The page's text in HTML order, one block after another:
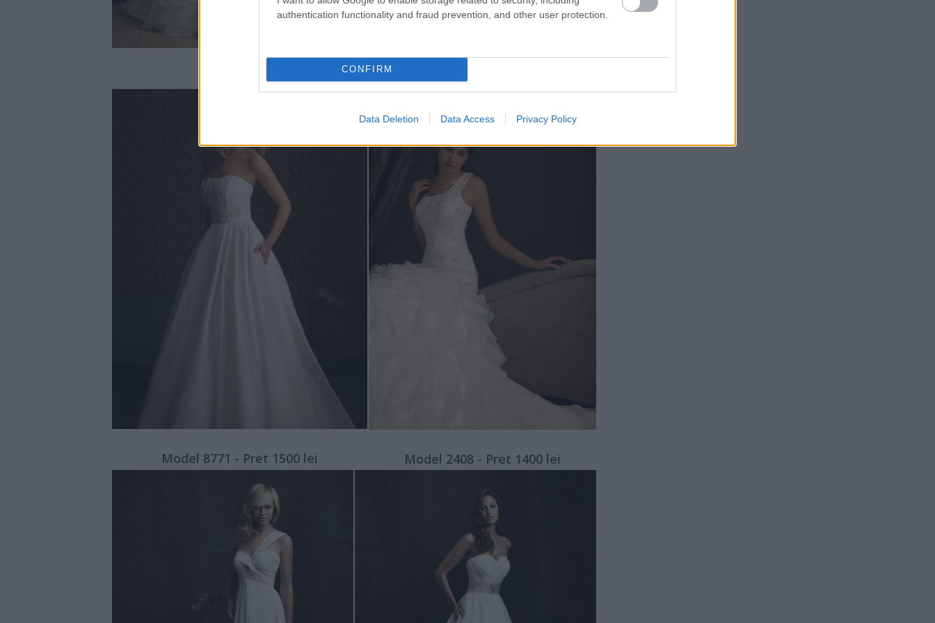
authentication functionality and fraud prevention, and other user protection.
CONFIRM
Data Deletion Data Access Privacy Policy
Model 8862 -Pret 1900 lei
Model 8771 - Pret 1500 lei Model 2408 - Pret 1400 lei